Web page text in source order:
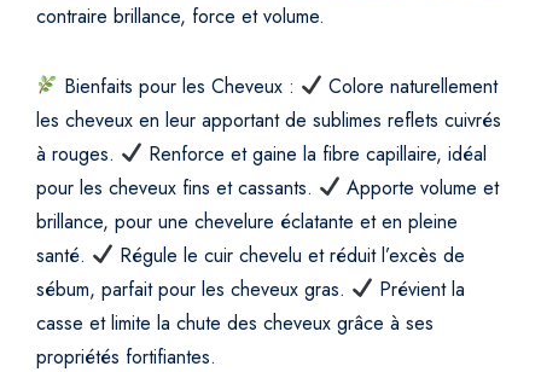
contraire brillance, force et volume.
Bienfaits pour les Cheveux :
Colore naturellement
les cheveux en leur apportant de sublimes reflets cuivrés
à rouges.
Renforce et gaine la fibre capillaire, idéal
pour les cheveux fins et cassants.
Apporte volume et
brillance, pour une chevelure éclatante et en pleine
santé.
Régule le cuir chevelu et réduit l’excès de
sébum, parfait pour les cheveux gras.
Prévient la
casse et limite la chute des cheveux grâce à ses
propriétés fortifiantes.